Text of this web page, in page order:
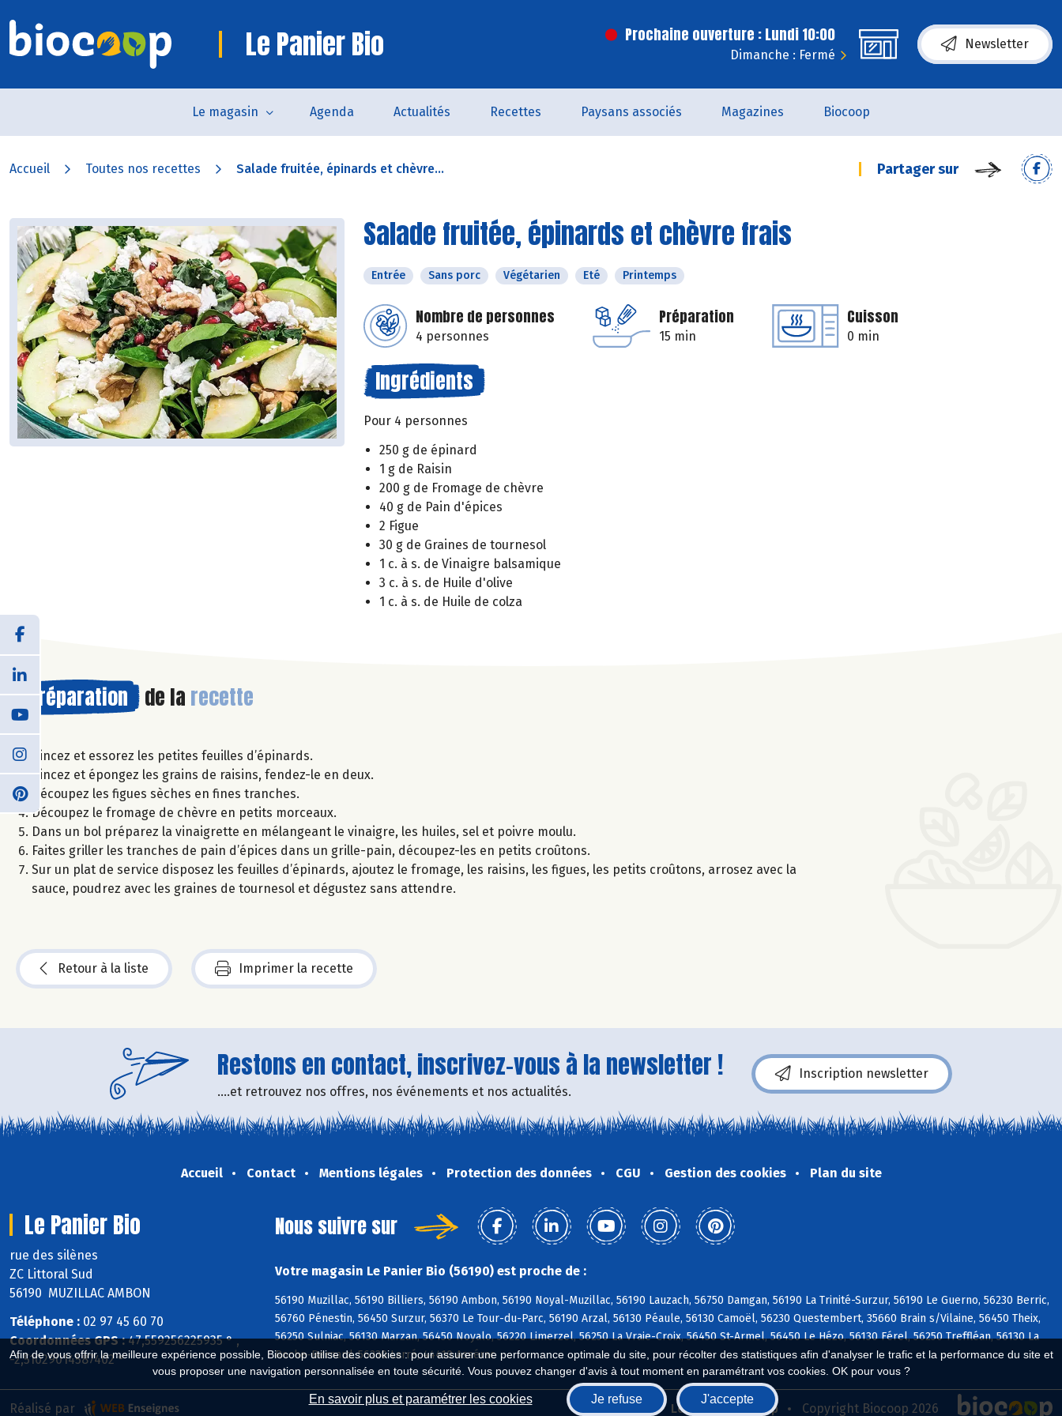
Afin de vous offrir la meilleure expérience possible, Biocoop utilise des cookies : pour assurer une performance optimale du site, pour récolter des statistiques afin d'analyser le trafic et la performance du site et
vous proposer une navigation personnalisée en toute sécurité. Vous pouvez changer d'avis à tout moment en paramétrant vos cookies. OK pour vous ?
En savoir plus et paramétrer les cookies Je refuse J'accepte
Le Panier Bio Prochaine ouverture : Lundi 10:00
Dimanche : Fermé
Newsletter
Le magasin Agenda Actualités Recettes Paysans associés Magazines Biocoop
Accueil Toutes nos recettes Salade fruitée, épinards et chèvre... Partager sur
Salade fruitée, épinards et chèvre frais
Entrée Sans porc Végétarien Eté Printemps
Nombre de personnes
4 personnes
Préparation
15 min
Cuisson
0 min
Ingrédients
Pour 4 personnes
250 g de épinard
1 g de Raisin
200 g de Fromage de chèvre
40 g de Pain d'épices
2 Figue
30 g de Graines de tournesol
1 c. à s. de Vinaigre balsamique
3 c. à s. de Huile d'olive
1 c. à s. de Huile de colza
Préparation de la recette
Rincez et essorez les petites feuilles d’épinards.
Rincez et épongez les grains de raisins, fendez-le en deux.
Découpez les figues sèches en fines tranches.
Découpez le fromage de chèvre en petits morceaux.
Dans un bol préparez la vinaigrette en mélangeant le vinaigre, les huiles, sel et poivre moulu.
Faites griller les tranches de pain d’épices dans un grille-pain, découpez-les en petits croûtons.
Sur un plat de service disposez les feuilles d’épinards, ajoutez le fromage, les raisins, les figues, les petits croûtons, arrosez avec la
sauce, poudrez avec les graines de tournesol et dégustez sans attendre.
Retour à la liste Imprimer la recette
Restons en contact, inscrivez-vous à la newsletter !
....et retrouvez nos offres, nos événements et nos actualités.
Inscription newsletter
Accueil Contact Mentions légales Protection des données CGU Gestion des cookies Plan du site
Le Panier Bio
rue des silènes
ZC Littoral Sud
56190 MUZILLAC AMBON
Téléphone : 02 97 45 60 70
Coordonnées GPS :47,559256225935 ° ,
-2,51029014587402 °
Nous suivre sur
Votre magasin Le Panier Bio (56190) est proche de :
56190 Muzillac, 56190 Billiers, 56190 Ambon, 56190 Noyal-Muzillac, 56190 Lauzach, 56750 Damgan, 56190 La Trinité-Surzur, 56190 Le Guerno, 56230 Berric,
56760 Pénestin, 56450 Surzur, 56370 Le Tour-du-Parc, 56190 Arzal, 56130 Péaule, 56130 Camoël, 56230 Questembert, 35660 Brain s/Vilaine, 56450 Theix,
56250 Sulniac, 56130 Marzan, 56450 Noyalo, 56220 Limerzel, 56250 La Vraie-Croix, 56450 St-Armel, 56450 Le Hézo, 56130 Férel, 56250 Treffléan, 56130 La
Roche-Bernard, 56230 Larré, 44410 Assérac
Biocoop.fr Le réseau Biocoop Copyright Biocoop 2026
Réalisé par